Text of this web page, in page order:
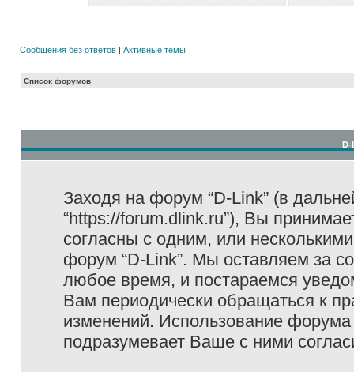
Сообщения без ответов | Активные темы
Список форумов
D-
Заходя на форум “D-Link” (в
“https://forum.dlink.ru”), Вы
согласны с одним, или
форум “D-Link”. Мы оставляем за
любое время, и постараемся
Вам периодически обращаться к
изменений. Использование
подразумевает Ваше с ними